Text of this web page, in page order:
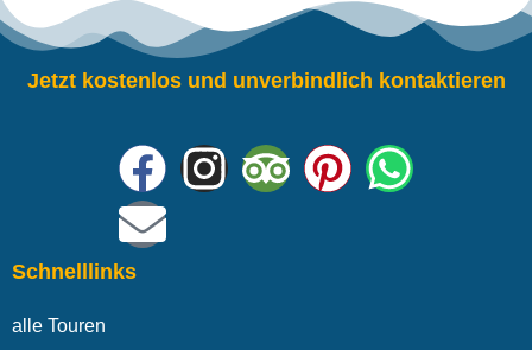
Jetzt kostenlos und unverbindlich kontaktieren
Schnelllinks
alle Touren